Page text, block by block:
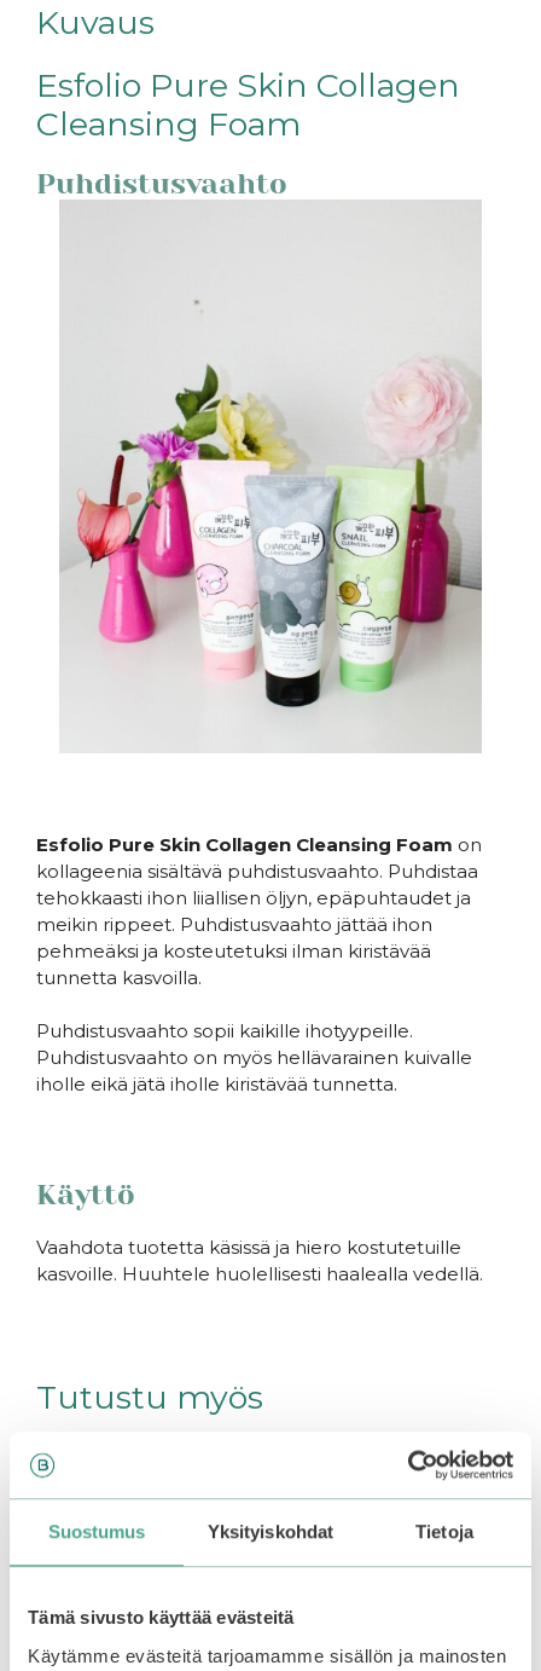
Suostumus Yksityiskohdat Tietoja
Tämä sivusto käyttää evästeitä
Käytämme evästeitä tarjoamamme sisällön ja mainosten
Kuvaus
Esfolio Pure Skin Collagen
Cleansing Foam
Puhdistusvaahto
Esfolio Pure Skin Collagen Cleansing Foam on
kollageenia sisältävä puhdistusvaahto. Puhdistaa
tehokkaasti ihon liiallisen öljyn, epäpuhtaudet ja
meikin rippeet. Puhdistusvaahto jättää ihon
pehmeäksi ja kosteutetuksi ilman kiristävää
tunnetta kasvoilla.
Puhdistusvaahto sopii kaikille ihotyypeille.
Puhdistusvaahto on myös hellävarainen kuivalle
iholle eikä jätä iholle kiristävää tunnetta.
Käyttö
Vaahdota tuotetta käsissä ja hiero kostutetuille
kasvoille. Huuhtele huolellisesti haalealla vedellä.
Tutustu myös
ALE
–20%
on
useampi
tehdä
tuotteen